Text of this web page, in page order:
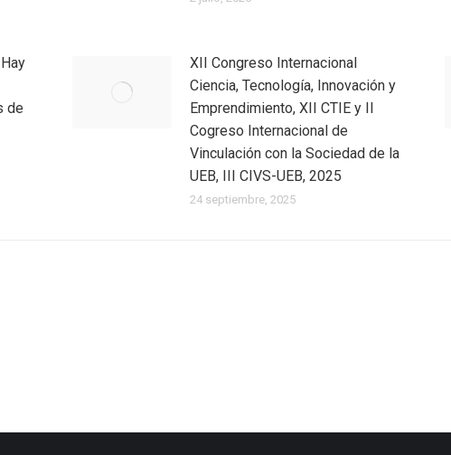
de
XII Congreso Internacional
Ciencia, Tecnología, Innovación y
Emprendimiento, XII CTIE y II
Cogreso Internacional de
Vinculación con la Sociedad de la
UEB, III CIVS-UEB, 2025
24 septiembre, 2025